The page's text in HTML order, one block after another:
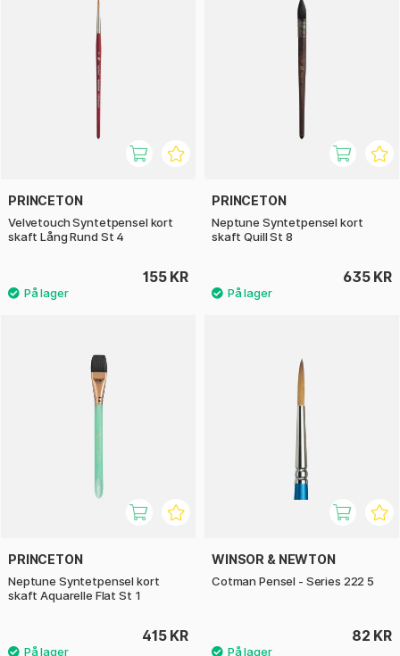
PRINCETON
Velvetouch Syntetpensel kort
skaft Lång Rund St 4
155 KR
PRINCETON
Neptune Syntetpensel kort
skaft Quill St 8
635 KR
PRINCETON
Neptune Syntetpensel kort
skaft Aquarelle Flat St 1
415 KR
WINSOR & NEWTON
Cotman Pensel - Series 222 5
82 KR